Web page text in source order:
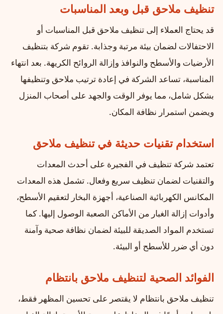
تنظيف ملاحق قبل وبعد المناسبات
قد يحتاج العملاء إلى تنظيف ملاحق قبل المناسبات أو
الاحتفالات لضمان بيئة مرتبة وجذابة. تقوم شركة بتنظيف
الأرضيات والأسطح والنوافذ وإزالة الروائح الكريهة. بعد انتهاء
المناسبة، تساعد الشركة في إعادة ترتيب ملاحق وتنظيفها
بشكل شامل، مما يوفر الوقت والجهد على أصحاب المنزل
ويضمن استمرار نظافة المكان.
استخدام تقنيات حديثة في تنظيف ملاحق
تعتمد شركة تنظيف في الفجيرة على أحدث المعدات
والتقنيات لضمان تنظيف سريع وفعال. تشمل هذه المعدات
المكانس الكهربائية الصناعية، أجهزة البخار لتعقيم الأسطح،
وأدوات إزالة الغبار من الأماكن الصعبة الوصول إليها. كما
تستخدم المواد الصديقة للبيئة لضمان نظافة صحية وآمنة
دون أي ضرر للأسطح أو البيئة.
الفوائد الصحية لتنظيف ملاحق بانتظام
تنظيف ملاحق بانتظام لا يقتصر على تحسين المظهر فقط،